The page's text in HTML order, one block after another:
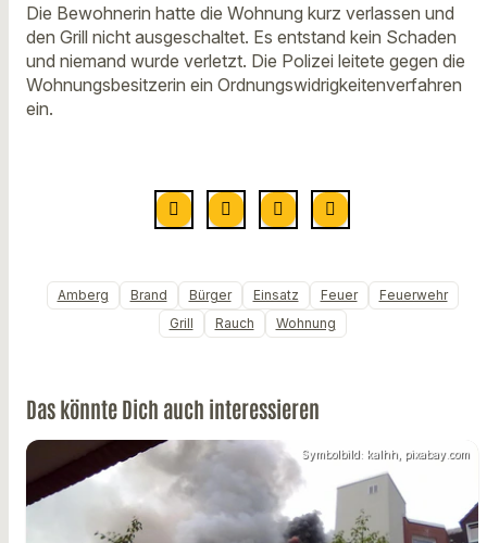
Die Bewohnerin hatte die Wohnung kurz verlassen und
den Grill nicht ausgeschaltet. Es entstand kein Schaden
und niemand wurde verletzt. Die Polizei leitete gegen die
Wohnungsbesitzerin ein Ordnungswidrigkeitenverfahren
ein.
Amberg Brand Bürger Einsatz Feuer
Feuerwehr
Grill
Rauch Wohnung
Das könnte Dich auch interessieren
Symbolbild: kalhh, pixabay.com